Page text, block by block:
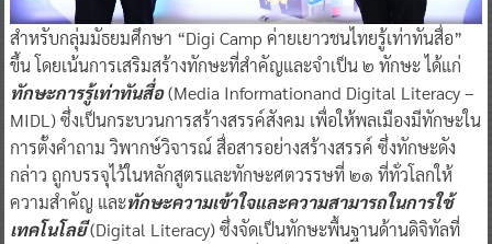
สำหรับกลุ่มมัธยมศึกษา “Digi Camp ค่ายเยาวชนไทยรู้เท่าทันสื่อ”
ขึ้น โดยเน้นการเสริมสร้างทักษะที่สำคัญและจำเป็น ๒ ทักษะ ได้แก่
ทักษะการรู้เท่าทันสื่อ(Media Informationand Digital Literacy –
MIDL) ซึ่งเป็นกระบวนการสร้างสรรค์สังคม เพื่อให้พลเมืองมีทักษะใน
การตั้งคำถาม วิพากษ์วิจารณ์ สื่อสารอย่างสร้างสรรค์ ซึ่งทักษะดัง
กล่าว ถูกบรรจุไว้ในหลักสูตรและทักษะศตวรรษที่ ๒๑ ที่ทั่วโลกให้
ความสำคัญ และทักษะความเข้าใจและความสามารถในการใช้
เทคโนโลยี(Digital Literacy) ซึ่งจัดเป็นทักษะพื้นฐานด้านดิจิทัลที่